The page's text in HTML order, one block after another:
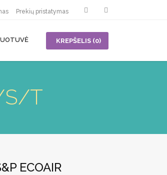
Prekių pristatymas
KREPŠELIS (0)
S/T
ECOAIR